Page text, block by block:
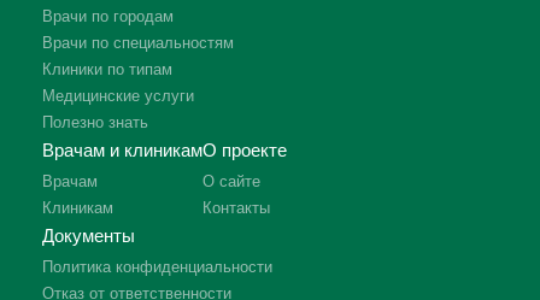
Врачи по городам
Врачи по специальностям
Клиники по типам
Медицинские услуги
Полезно знать
Врачам и клиникам
Врачам
Клиникам
О проекте
О сайте
Контакты
Документы
Политика конфиденциальности
Отказ от ответственности